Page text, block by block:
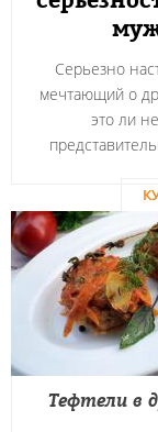
Серьезно
мечтающий о
это ли
Тефтели в